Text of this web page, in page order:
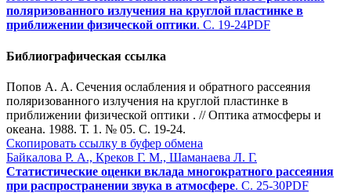
поляризованного излучения на круглой пластинке в
приближении физической оптики. С. 19-24PDF
Библиографическая ссылка
Попов А. А. Сечения ослабления и обратного рассеяния
поляризованного излучения на круглой пластинке в
приближении физической оптики . // Оптика атмосферы и
океана. 1988. Т. 1. № 05. С. 19-24.
Скопировать ссылку в буфер обмена
Байкалова Р. А., Креков Г. М., Шаманаева Л. Г.
Статистические оценки вклада многократного рассеяния
при распространении звука в атмосфере. С. 25-30PDF